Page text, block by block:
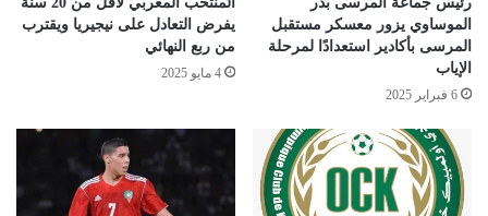
الموساوي يزور معسكر مستقبل
المرسى بأكادير استعدادًا لمرحلة
الإياب
6 فبراير 2025
يفرض التعادل على نيجيريا ويقترب
من ربع النهائي
4 مايو 2025